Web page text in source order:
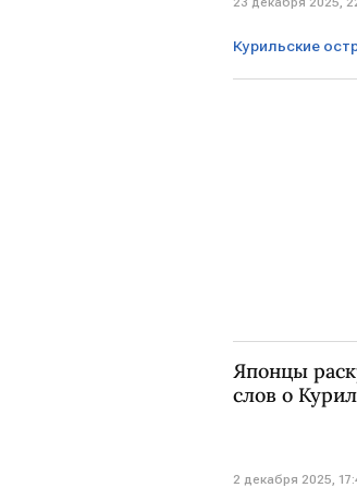
Курильские
Японцы
слов о
2 декабря 2025,